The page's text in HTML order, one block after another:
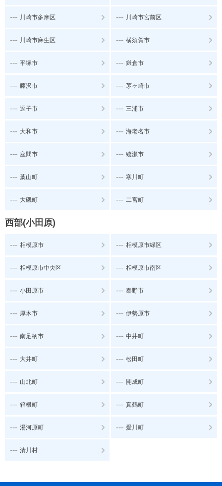
--- 川崎市多摩区 --- 川崎市宮前区
--- 川崎市麻生区 --- 横須賀市
--- 平塚市 --- 鎌倉市
--- 藤沢市 --- 茅ヶ崎市
--- 逗子市 --- 三浦市
--- 大和市 --- 海老名市
--- 座間市 --- 綾瀬市
--- 葉山町 --- 寒川町
--- 大磯町 --- 二宮町
西部(小田原)
--- 相模原市 --- 相模原市緑区
--- 相模原市中央区 --- 相模原市南区
--- 小田原市 --- 秦野市
--- 厚木市 --- 伊勢原市
--- 南足柄市 --- 中井町
--- 大井町 --- 松田町
--- 山北町 --- 開成町
--- 箱根町 --- 真鶴町
--- 湯河原町 --- 愛川町
--- 清川村